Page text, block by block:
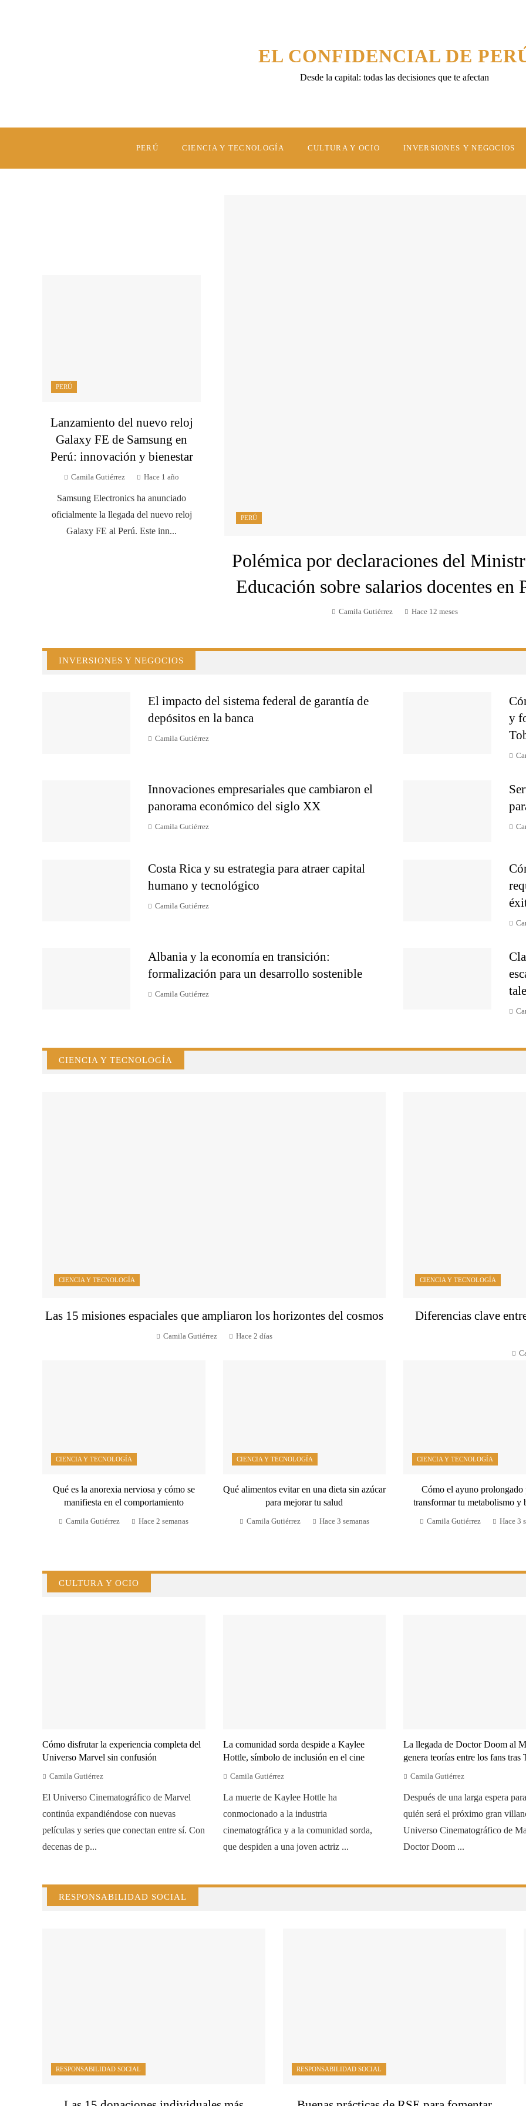
EL CONFIDENCIAL DE
Desde la capital: todas las decisiones que te afectan
PERÚ CIENCIA Y TECNOLOGÍA CULTURA Y OCIO INVERSIONES Y NEGOCIOS
PERÚ
Polémica por declaraciones del
Educación sobre salarios docentes en
Camila Gutiérrez Hace 12 meses
PERÚ
Lanzamiento del nuevo reloj
Galaxy FE de Samsung en
Perú: innovación y bienestar
Camila Gutiérrez Hace 1 año
Samsung Electronics ha anunciado
oficialmente la llegada del nuevo reloj
Galaxy FE al Perú. Este inn...
INVERSIONES Y NEGOCIOS
El impacto del sistema federal de garantía de
depósitos en la banca
Camila Gutiérrez
y
Innovaciones empresariales que cambiaron el
panorama económico del siglo XX
Camila Gutiérrez
Costa Rica y su estrategia para atraer capital
humano y tecnológico
Camila Gutiérrez
Albania y la economía en transición:
formalización para un desarrollo sostenible
Camila Gutiérrez
CIENCIA Y TECNOLOGÍA
CIENCIA Y TECNOLOGÍA
Las 15 misiones espaciales que ampliaron los horizontes del cosmos
Camila Gutiérrez Hace 2 días
CIENCIA Y TECNOLOGÍA
Diferencias clave
CIENCIA Y TECNOLOGÍA
Qué es la anorexia nerviosa y cómo se
manifiesta en el comportamiento
Camila Gutiérrez Hace 2 semanas
CIENCIA Y TECNOLOGÍA
Qué alimentos evitar en una dieta sin azúcar
para mejorar tu salud
Camila Gutiérrez Hace 3 semanas
CIENCIA Y TECNOLOGÍA
Cómo el ayuno prolongado
transformar tu metabolismo y
Camila Gutiérrez Hace 3
CULTURA Y OCIO
Cómo disfrutar la experiencia completa del
Universo Marvel sin confusión
Camila Gutiérrez
El Universo Cinematográfico de Marvel
continúa expandiéndose con nuevas
películas y series que conectan entre sí. Con
decenas de p...
La comunidad sorda despide a Kaylee
Hottle, símbolo de inclusión en el cine
Camila Gutiérrez
La muerte de Kaylee Hottle ha
conmocionado a la industria
cinematográfica y a la comunidad sorda,
que despiden a una joven actriz ...
La llegada de Doctor Doom al
genera teorías entre los fans tras
Camila Gutiérrez
Después de una larga espera
quién será el próximo gran
Universo Cinematográfico de
Doctor Doom ...
RESPONSABILIDAD SOCIAL
RESPONSABILIDAD SOCIAL RESPONSABILIDAD SOCIAL